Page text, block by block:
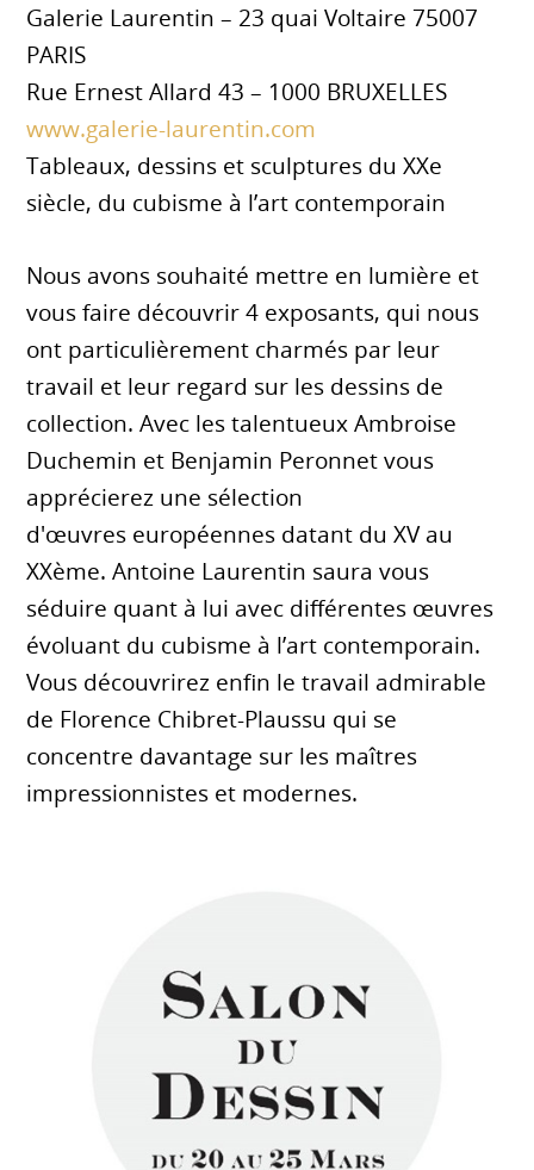
Galerie Laurentin – 23 quai Voltaire 75007
PARIS
Rue Ernest Allard 43 – 1000 BRUXELLES
www.galerie-laurentin.com
Tableaux, dessins et sculptures du XXe
siècle, du cubisme à l’art contemporain
Nous avons souhaité mettre en lumière et
vous faire découvrir 4 exposants, qui nous
ont particulièrement charmés par leur
travail et leur regard sur les dessins de
collection. Avec les talentueux Ambroise
Duchemin et Benjamin Peronnet vous
apprécierez une sélection
d'œuvres européennes datant du XV au
XXème. Antoine Laurentin saura vous
séduire quant à lui avec différentes œuvres
évoluant du cubisme à l’art contemporain.
Vous découvrirez enfin le travail admirable
de Florence Chibret-Plaussu qui se
concentre davantage sur les maîtres
impressionnistes et modernes.​